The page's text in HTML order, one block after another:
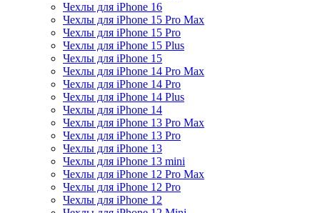
Чехлы для iPhone 16
Чехлы для iPhone 15 Pro Max
Чехлы для iPhone 15 Pro
Чехлы для iPhone 15 Plus
Чехлы для iPhone 15
Чехлы для iPhone 14 Pro Max
Чехлы для iPhone 14 Pro
Чехлы для iPhone 14 Plus
Чехлы для iPhone 14
Чехлы для iPhone 13 Pro Max
Чехлы для iPhone 13 Pro
Чехлы для iPhone 13
Чехлы для iPhone 13 mini
Чехлы для iPhone 12 Pro Max
Чехлы для iPhone 12 Pro
Чехлы для iPhone 12